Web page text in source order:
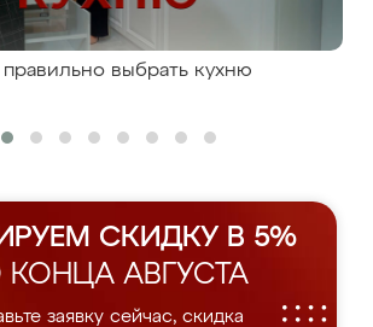
правильно выбрать кухню
СКИДКУ В 5%
АВГУСТА
заявку сейчас, скидка